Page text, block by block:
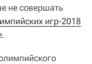
не совершать
игр-2018